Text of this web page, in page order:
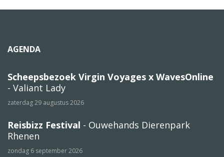
AGENDA
Scheepsbezoek Virgin Voyages x WavesOnline
- Valiant Lady
zaterdag 29 augustus 2026
Reisbizz Festival - Ouwehands Dierenpark
Rhenen
zondag 6 september 2026